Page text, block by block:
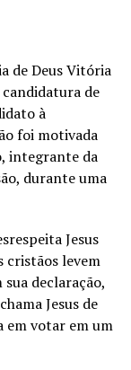
de Deus Vitória
de
à
foi motivada
integrante da
durante uma
Jesus
cristãos levem
sua declaração,
Jesus de
em votar em um